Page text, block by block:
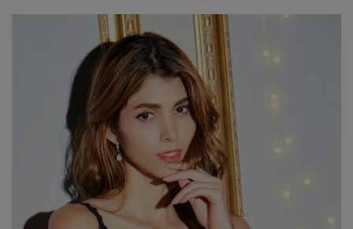
夢影綺想系列｜小褲省400
浪漫疊加｜全館滿4000贈貓耳眼罩組